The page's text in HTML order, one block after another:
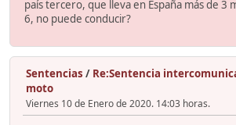
país tercero, que lleva en España más de 3
6, no puede conducir?
Sentencias / Re:Sentencia
moto
Viernes 10 de Enero de 2020. 14:03 horas.